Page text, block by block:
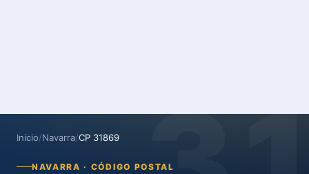
Inicio/Navarra/CP 31869
NAVARRA · CÓDIGO POSTAL